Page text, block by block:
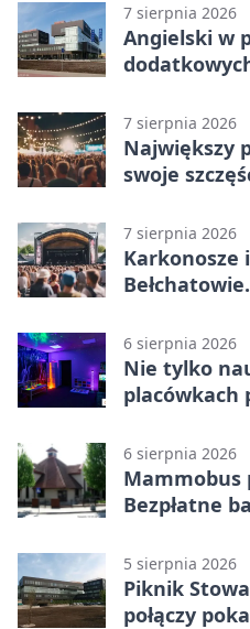
7 sierpnia 2026
Angielski w
7 sierpnia 2026
Największy
swoje
7 sierpnia 2026
Karkonosze
6 sierpnia 2026
Nie tylko
placówkach
6 sierpnia 2026
Mammobus
Bezpłatne
5 sierpnia 2026
Piknik
połączy